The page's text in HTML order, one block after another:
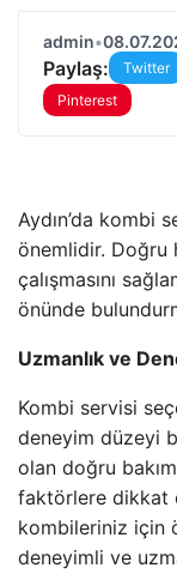
admin•
Paylaş: Twitter
Pinterest
Aydın’da kombi
önemlidir. Doğru
çalışmasını
önünde
Uzmanlık ve
Kombi servisi
deneyim düzeyi
olan doğru
faktörlere dikkat
kombileriniz için
deneyimli ve